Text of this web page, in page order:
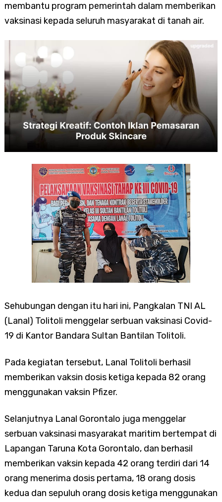
membantu program pemerintah dalam memberikan
vaksinasi kepada seluruh masyarakat di tanah air.
Sehubungan dengan itu hari ini, Pangkalan TNI AL
(Lanal) Tolitoli menggelar serbuan vaksinasi Covid-
19 di Kantor Bandara Sultan Bantilan Tolitoli.
Pada kegiatan tersebut, Lanal Tolitoli berhasil
memberikan vaksin dosis ketiga kepada 82 orang
menggunakan vaksin Pfizer.
Selanjutnya Lanal Gorontalo juga menggelar
serbuan vaksinasi masyarakat maritim bertempat di
Lapangan Taruna Kota Gorontalo, dan berhasil
memberikan vaksin kepada 42 orang terdiri dari 14
orang menerima dosis pertama, 18 orang dosis
kedua dan sepuluh orang dosis ketiga menggunakan